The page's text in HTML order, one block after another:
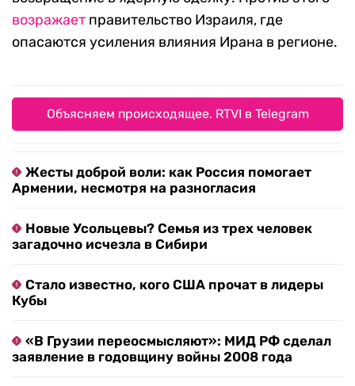
возражает правительство Израиля, где
опасаются усиления влияния Ирана в регионе.
Объясняем происходящее. RTVI в Telegram
Жесты доброй воли: как Россия помогает
Армении, несмотря на разногласия
Новые Усольцевы? Семья из трех человек
загадочно исчезла в Сибири
Стало известно, кого США прочат в лидеры
Кубы
«В Грузии переосмысляют»: МИД РФ сделал
заявление в годовщину войны 2008 года